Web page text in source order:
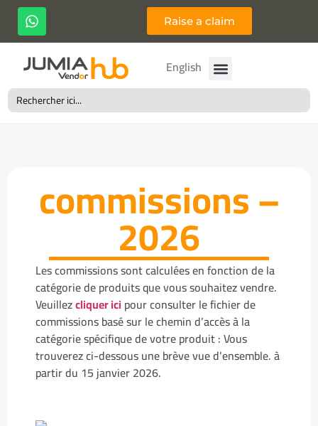
Raise a claim
English
العربية
Search
for:
commissions –
2026
Les commissions sont calculées en fonction de la
catégorie de produits que vous souhaitez vendre.
Veuillezcliquer ici pour consulter le fichier de
commissions basé sur le chemin d’accès à la
catégorie spécifique de votre produit : Vous
trouverez ci-dessous une brève vue d’ensemble. à
partir du 15 janvier 2026.